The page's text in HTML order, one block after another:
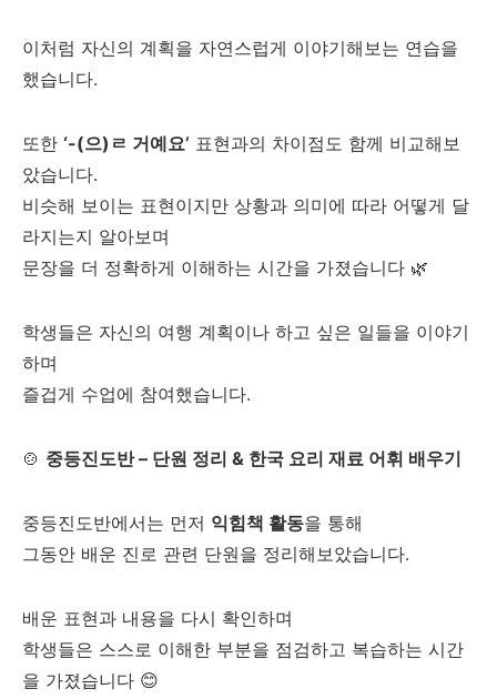
이처럼 자신의 계획을 자연스럽게 이야기해보는 연습을
했습니다.
또한 ‘-(으)ㄹ 거예요’ 표현과의 차이점도 함께 비교해보
았습니다.
비슷해 보이는 표현이지만 상황과 의미에 따라 어떻게 달
라지는지 알아보며
문장을 더 정확하게 이해하는 시간을 가졌습니다 🌿
학생들은 자신의 여행 계획이나 하고 싶은 일들을 이야기
하며
즐겁게 수업에 참여했습니다.
🍲 중등진도반 – 단원 정리 & 한국 요리 재료 어휘 배우기
중등진도반에서는 먼저 익힘책 활동을 통해
그동안 배운 진로 관련 단원을 정리해보았습니다.
배운 표현과 내용을 다시 확인하며
학생들은 스스로 이해한 부분을 점검하고 복습하는 시간
을 가졌습니다 😊